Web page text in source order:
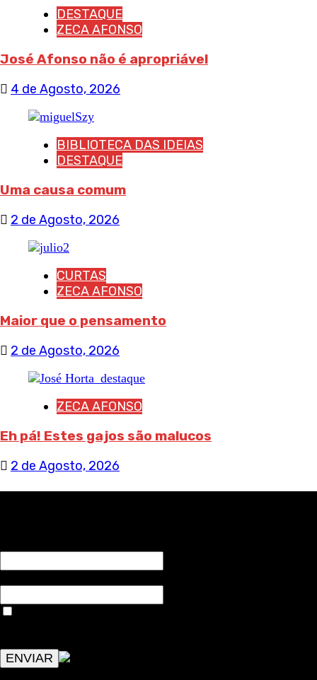
DESTAQUE
ZECA AFONSO
José Afonso não é apropriável
4 de Agosto, 2026
BIBLIOTECA DAS IDEIAS
DESTAQUE
Uma causa comum
2 de Agosto, 2026
CURTAS
ZECA AFONSO
Maior que o pensamento
2 de Agosto, 2026
ZECA AFONSO
Eh pá! Estes gajos são malucos
2 de Agosto, 2026